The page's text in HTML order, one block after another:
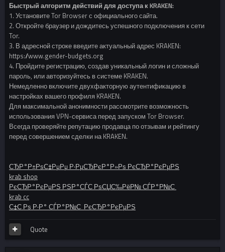
Быстрый алгоритм действий для доступа к KRAKEN:
1. Установите Tor Browser с официального сайта.
2. Откройте браузер и дождитесь успешного подключения к сети
Tor.
3. В адресной строке введите актуальный адрес KRAKEN:
https://www.gender-budgets.org
4. Пройдите регистрацию, создав уникальный логин и сложный
пароль, или авторизуйтесь в системе KRAKEN.
Немедленно включите двухфакторную аутентификацию в
настройках вашего профиля KRAKEN.
Для максимальной анонимности рассмотрите возможность
использования VPN-сервиса перед запуском Tor Browser.
Всегда проверяйте репутацию продавца по отзывам и рейтингу
перед совершением сделки на KRAKEN.
СЂР°Р±РѕС‡РµРµ Р·РµСЂРєР°Р»Рѕ РєСЂР°РєРµРЅ
krab shop
РєСЂР°РєРµРЅ РЅР°СЃС‚РѕСЏС‰РёР№ СЃР°Р№С‚
krab cc
С‡С‚Рѕ Р·Р° СЃР°Р№С‚ РєСЂР°РєРµРЅ
Quote